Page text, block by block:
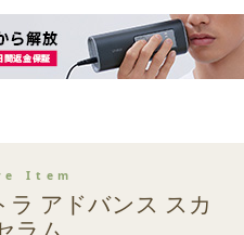
Item
アドバンス スカ